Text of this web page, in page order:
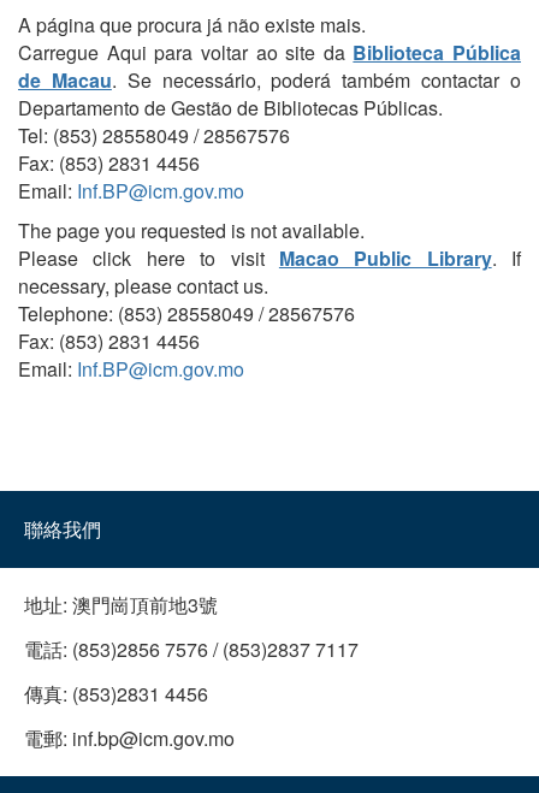
A página que procura já não existe mais.
Carregue Aqui para voltar ao site da Biblioteca Pública
de Macau. Se necessário, poderá também contactar o
Departamento de Gestão de Bibliotecas Públicas.
Tel: (853) 28558049 / 28567576
Fax: (853) 2831 4456
Email: Inf.BP@icm.gov.mo
The page you requested is not available.
Please click here to visit Macao Public Library. If
necessary, please contact us.
Telephone: (853) 28558049 / 28567576
Fax: (853) 2831 4456
Email: Inf.BP@icm.gov.mo
聯絡我們
地址: 澳門崗頂前地3號
電話: (853)2856 7576 / (853)2837 7117
傳真: (853)2831 4456
電郵: inf.bp@icm.gov.mo